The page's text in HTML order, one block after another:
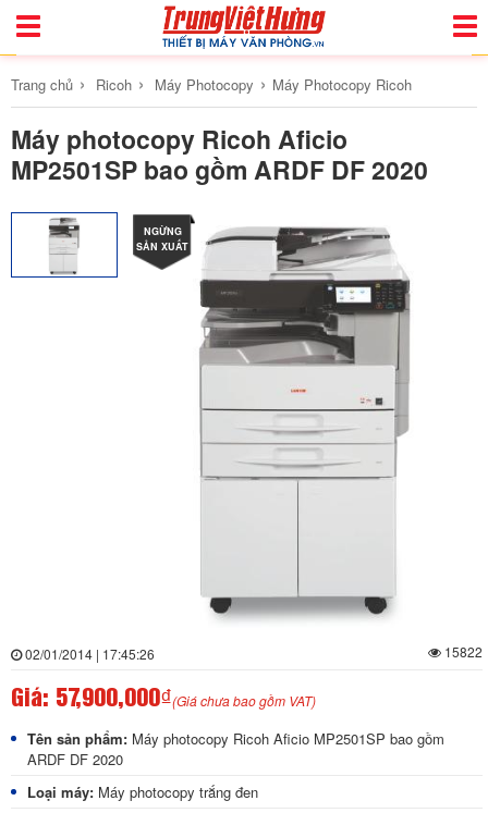
Toggle
Trang chủ › Ricoh › Máy Photocopy › Máy Photocopy Ricoh
Máy photocopy Ricoh Aficio
MP2501SP bao gồm ARDF DF 2020
NGỪNG
SẢN XUẤT
02/01/2014 | 17:45:26 15822
Giá: 57,900,000₫(Giá chưa bao gồm VAT)
Tên sản phẩm: Máy photocopy Ricoh Aficio MP2501SP bao gồm
ARDF DF 2020
Loại máy: Máy photocopy trắng đen